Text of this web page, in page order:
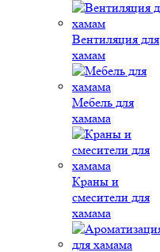
Вентиляция для
хамам
Мебель для
хамама
Краны и
смесители для
хамама